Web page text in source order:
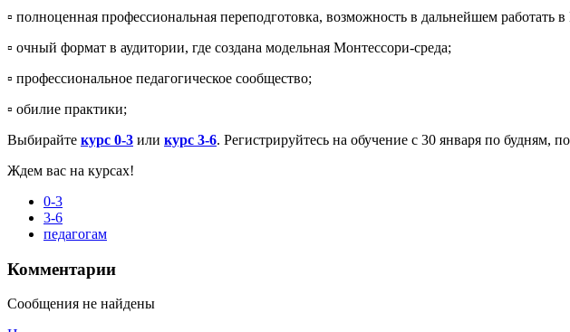
▫️ полноценная профессиональная переподготовка, возможность в дальнейшем работать
▫️ очный формат в аудитории, где создана модельная Монтессори-среда;
▫️ профессиональное педагогическое сообщество;
▫️ обилие практики;
Выбирайте курс 0-3 или курс 3-6. Регистрируйтесь на обучение с 30 января по будням,
Ждем вас на курсах!
0-3
3-6
педагогам
Комментарии
Сообщения не найдены